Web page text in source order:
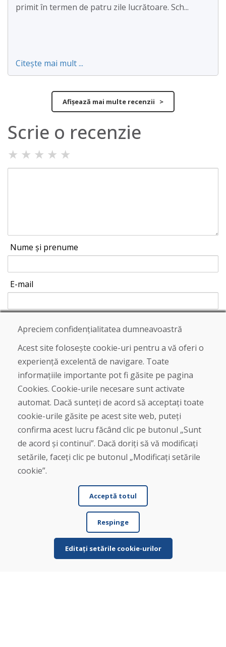
primit în termen de patru zile lucrătoare. Sch...
Citește mai mult ...
Afișează mai multe recenzii >
Scrie o recenzie
★ ★ ★ ★ ★
Nume și prenume
E-mail
Trimite
Linia de asistență
+421 919 282 306
info@domivosport.ro
Despre noi
Blog
Despre noi
Magazin
Cumpărare
Magazin online
Termeni și condiții de afaceri
Livrare și plată
Plângere
Apreciem confidențialitatea dumneavoastră
Acest site folosește cookie-uri pentru a vă oferi o
experiență excelentă de navigare. Toate
informațiile importante pot fi găsite pe pagina
Cookies. Cookie-urile necesare sunt activate
automat. Dacă sunteți de acord să acceptați toate
cookie-urile găsite pe acest site web, puteți
confirma acest lucru făcând clic pe butonul „Sunt
de acord și continui”. Dacă doriți să vă modificați
setările, faceți clic pe butonul „Modificați setările
cookie”.
Acceptă totul
Respinge
Editați setările cookie-urilor